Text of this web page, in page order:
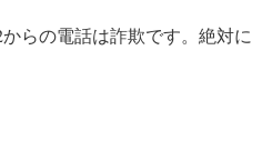
からの電話は詐欺です。絶対に